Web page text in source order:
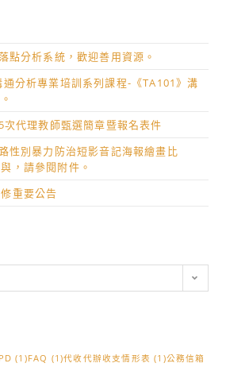
點分析系統，歡迎善用資源。
分析專業培訓系列課程-《TA101》溝
代理教師甄選簡章暨報名表件
性別暴力防治短影音記海報繪畫比
，請參閱附件。
重要公告
(1)FAQ (1)代收代辦收支情形表 (1)公務信箱